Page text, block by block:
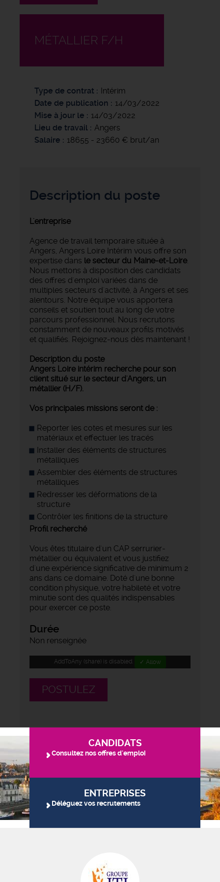
MÉTALLIER F/H
Type de contrat
Intérim
Date de publication
14/03/2022
Mise à jour le
14/03/2022
Lieu de travail
Angers
Salaire
18655 - 23660 € brut/an
Description du poste
L'entreprise
Agence de travail temporaire située à
Angers, Angers Loire Intérim vous offre son
expertise dans le secteur du Maine-et-Loire.
Nous mettons à disposition des candidats
des offres d'emploi variées dans de
multiples secteurs d'activité, à Angers et ses
alentours. Notre équipe vous apportera
conseils et soutien tout au long de votre
parcours professionnel. Nous recrutons
constamment de nouveaux profils motivés
et qualifiés. Rejoignez-nous dès maintenant !
Description du poste
Angers Loire intérim recherche pour son
client situé sur le secteur d'Angers, un
métallier (H/F).
Vos principales missions seront de :
Reporter les cotes et mesures sur les
matériaux et effectuer les tracés
Installer des éléments de structures
métalliques
Assembler des éléments de structures
métalliques
Redresser les déformations de la
structure
Contrôler les finitions de la structure
Profil recherché
Vous êtes titulaire d'un CAP serrurier-
métallier ou équivalent et vous justifiez
d'une expérience significative de minimum 2
ans dans ce domaine. Doté d'une bonne
condition physique, votre habileté et votre
minutie sont des qualités indispensables
pour exercer ce poste.
Durée
Non renseignée
AddToAny (share) is disabled. ✓ Allow
POSTULEZ
CANDIDATS
Consultez nos offres d'emploi
ENTREPRISES
Déléguez vos recrutements